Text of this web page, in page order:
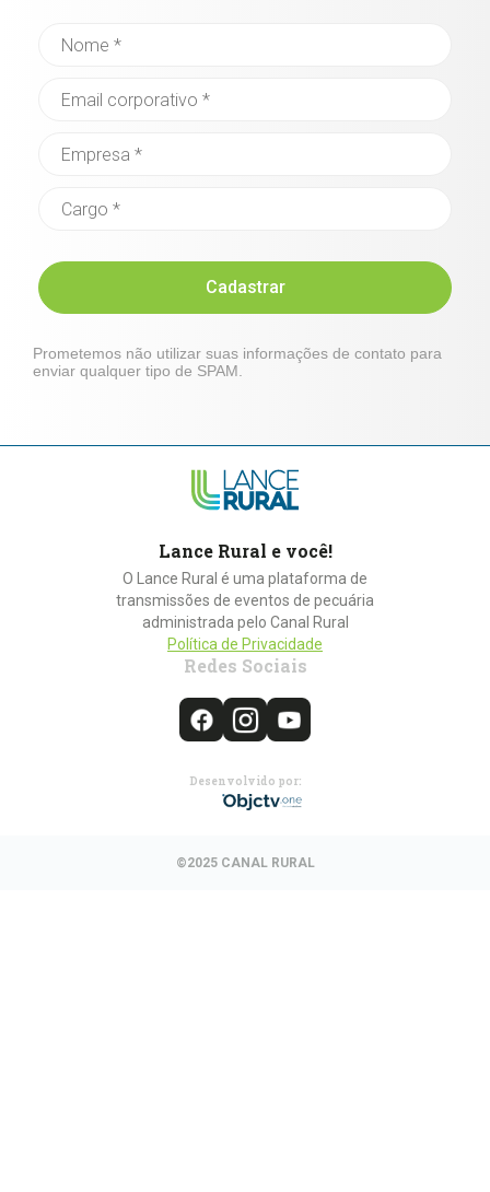
Cadastrar
Prometemos não utilizar suas informações de contato para
enviar qualquer tipo de SPAM.
Lance Rural e você!
O Lance Rural é uma plataforma de
transmissões de eventos de pecuária
administrada pelo Canal Rural
Política de Privacidade
Redes Sociais
Desenvolvido por:
©2025 CANAL RURAL